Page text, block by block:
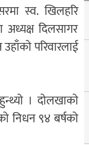
स्व. खिलहरि
दिलसागर
परिवारलाई
। दोलखाको
निधन ९४ बर्षको